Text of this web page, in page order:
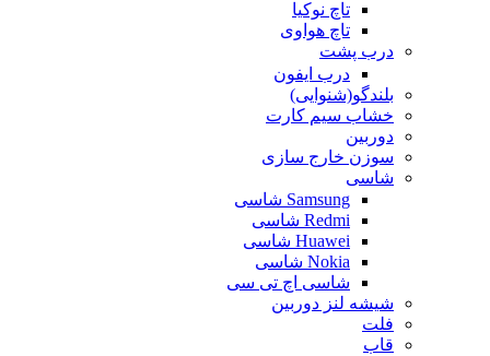
تاچ نوکیا
تاچ هواوی
درب پشت
درب ایفون
بلندگو(شنوایی)
خشاب سیم کارت
دوربین
سوزن خارج سازی
شاسی
Samsung شاسی
Redmi شاسی
Huawei شاسی
Nokia شاسی
شاسی اچ تی سی
شیشه لنز دوربین
فلت
قاب